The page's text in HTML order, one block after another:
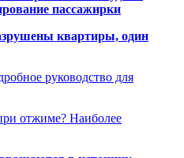
пассажирки
квартиры, один
руководство для
отжиме? Наиболее